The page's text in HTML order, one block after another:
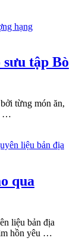
tập Bò
từng món ăn,
…
qua
liệu bản địa
hồn yêu …